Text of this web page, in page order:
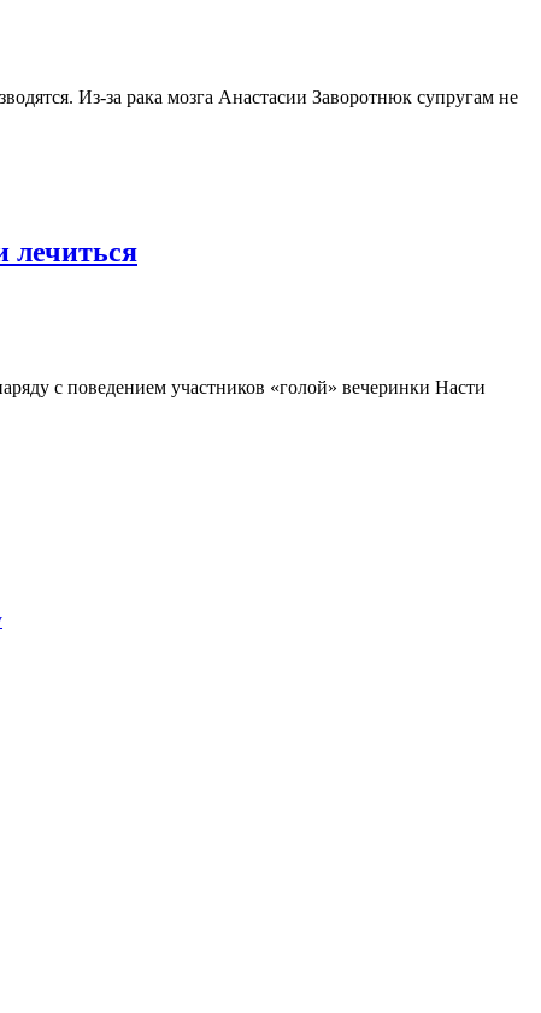
Из-за рака мозга Анастасии Заворотнюк супругам не
лечиться
с поведением участников «голой» вечеринки Насти